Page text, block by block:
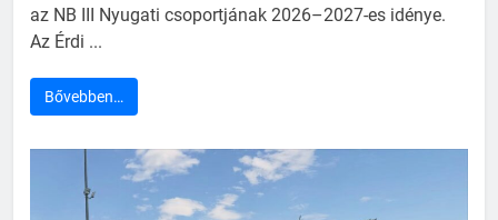
az NB III Nyugati csoportjának 2026–2027-es idénye.
Az Érdi ...
Bővebben…